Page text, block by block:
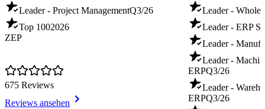
Leader - Project ManagementQ3/26
Top 1002026
ZEP
675 Reviews
Reviews ansehen
Leader -
Leader - ERP
Leader -
Leader -
ERPQ3/26
Leader -
ERPQ3/26